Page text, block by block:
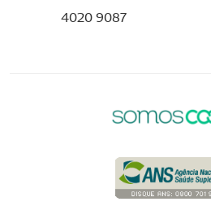
4020 9087